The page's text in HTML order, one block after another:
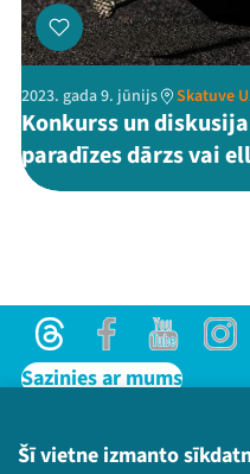
Šī vietne izmanto
2023. gada 9. jūnijs Skatuve
Konkurss un
paradīzes dārzs vai
ThreadsFacebookYoutube
Sazinies ar mums
Lietošanas noteikumi